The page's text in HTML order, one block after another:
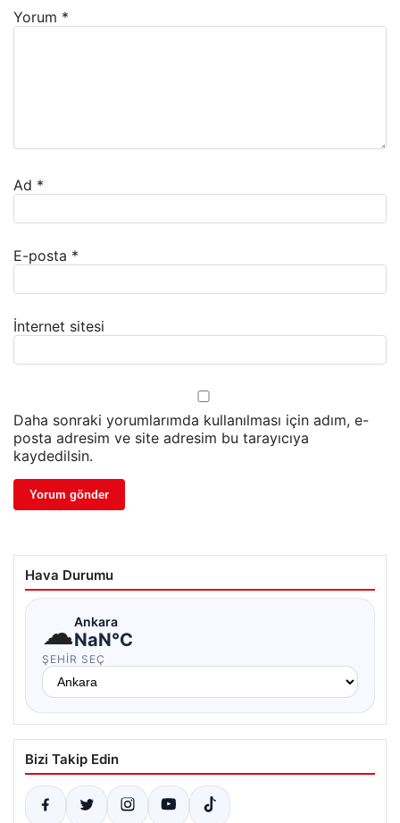
Yorum *
Ad *
E-posta *
İnternet sitesi
Daha sonraki yorumlarımda kullanılması için adım, e-
posta adresim ve site adresim bu tarayıcıya
kaydedilsin.
Hava Durumu
☁Ankara
NaN°C
ŞEHIR SEÇ
Bizi Takip Edin